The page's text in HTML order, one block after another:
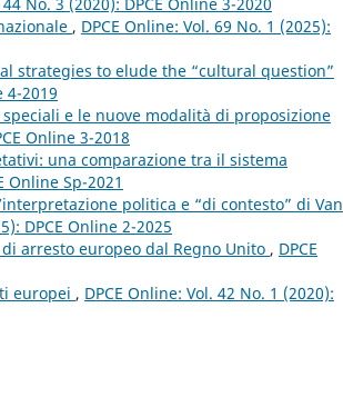
, DPCE Online: Vol. 69 No. 1 (2025):
strategies to elude the “cultural question”
4-2019
e le nuove modalità di proposizione
Online 3-2018
una comparazione tra il sistema
Online Sp-2021
politica e “di contesto” di Van
DPCE Online 2-2025
arresto europeo dal Regno Unito , DPCE
europei , DPCE Online: Vol. 42 No. 1 (2020):